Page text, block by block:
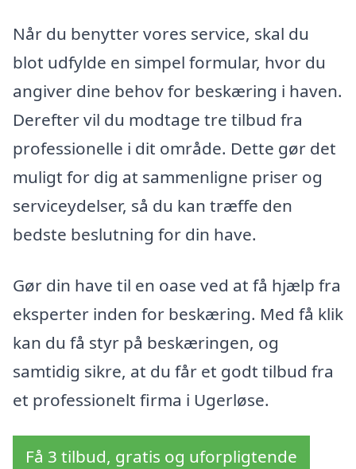
Når du benytter vores service, skal du
blot udfylde en simpel formular, hvor du
angiver dine behov for beskæring i haven.
Derefter vil du modtage tre tilbud fra
professionelle i dit område. Dette gør det
muligt for dig at sammenligne priser og
serviceydelser, så du kan træffe den
bedste beslutning for din have.
Gør din have til en oase ved at få hjælp fra
eksperter inden for beskæring. Med få klik
kan du få styr på beskæringen, og
samtidig sikre, at du får et godt tilbud fra
et professionelt firma i Ugerløse.
Få 3 tilbud, gratis og uforpligtende